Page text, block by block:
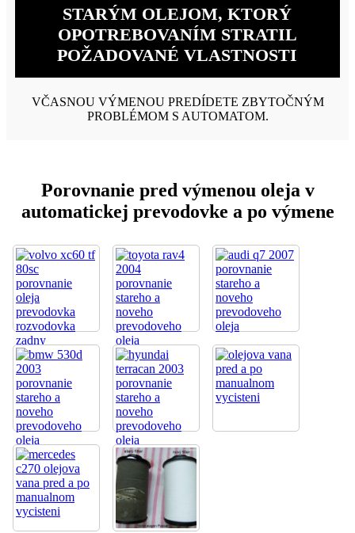
STARÝM OLEJOM, KTORÝ
OPOTREBOVANÍM STRATIL
POŽADOVANÉ VLASTNOSTI
VČASNOU VÝMENOU PREDÍDETE ZBYTOČNÝM
PROBLÉMOM S AUTOMATOM.
Porovnanie pred výmenou oleja v
automatickej prevodovke a po výmene